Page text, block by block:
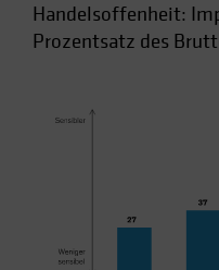
Handelsoffenheit:
Prozentsatz des